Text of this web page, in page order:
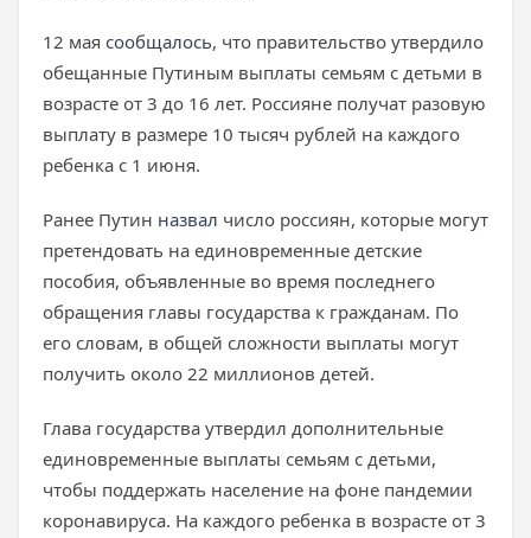
12 мая сообщалось, что правительство утвердило
обещанные Путиным выплаты семьям с детьми в
возрасте от 3 до 16 лет. Россияне получат разовую
выплату в размере 10 тысяч рублей на каждого
ребенка с 1 июня.
Ранее Путин назвал число россиян, которые могут
претендовать на единовременные детские
пособия, объявленные во время последнего
обращения главы государства к гражданам. По
его словам, в общей сложности выплаты могут
получить около 22 миллионов детей.
Глава государства утвердил дополнительные
единовременные выплаты семьям с детьми,
чтобы поддержать население на фоне пандемии
коронавируса. На каждого ребенка в возрасте от 3